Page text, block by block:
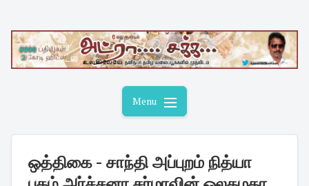
content
Menu
ஒத்திகை - சாந்தி அப்புறம் நித்யா